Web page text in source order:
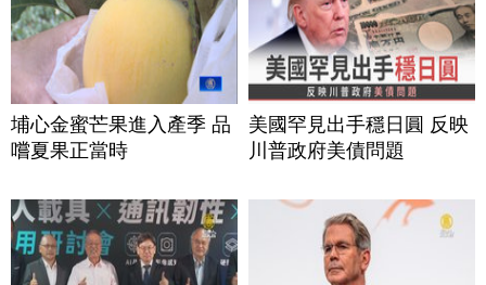
埔心金蜜芒果進入產季 品
嚐夏果正當時
美國罕見出手穩日圓 反映
川普政府美債問題